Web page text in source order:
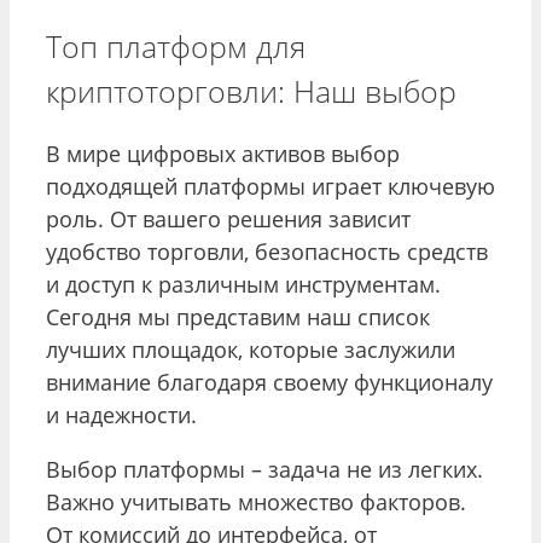
Топ платформ для
криптоторговли: Наш выбор
В мире цифровых активов выбор
подходящей платформы играет ключевую
роль. От вашего решения зависит
удобство торговли, безопасность средств
и доступ к различным инструментам.
Сегодня мы представим наш список
лучших площадок, которые заслужили
внимание благодаря своему функционалу
и надежности.
Выбор платформы – задача не из легких.
Важно учитывать множество факторов.
От комиссий до интерфейса, от